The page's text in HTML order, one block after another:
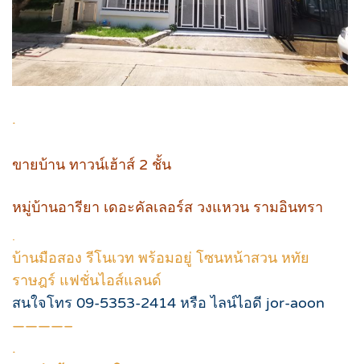
.
ขายบ้าน ทาวน์เฮ้าส์ 2 ชั้น
หมู่บ้านอารียา เดอะคัลเลอร์ส วงแหวน รามอินทรา
.
บ้านมือสอง รีโนเวท พร้อมอยู่ โซนหน้าสวน หทัย
ราษฎร์ แฟชั่นไอส์แลนด์
สนใจโทร 09-5353-2414 หรือ ไลน์ไอดี jor-aoon
————–
.